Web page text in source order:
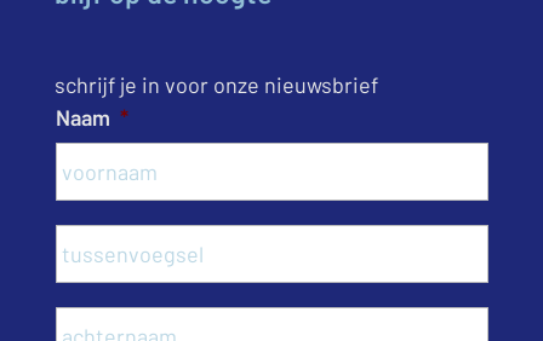
schrijf je in voor onze nieuwsbrief
Naam *